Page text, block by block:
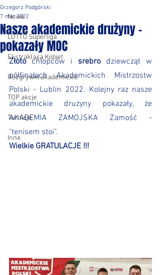
Nowe
LOTTO Superliga
Ekstraklasa Kobiet
Rozgrywki akademickie
TOP akcje
Turnieje
Inne
Nasze akademickie drużyny -
pokazały MOC
Grzegorz Podgórski
7 mar 2022
Złoto chłopców i srebro dziewcząt w
półfinałach Akademickich Mistrzostw
Polski - Lublin 2022. Kolejny raz nasze
akademickie drużyny pokazały, że
AKADEMIA ZAMOJSKA Zamość -
"tenisem stoi".
Wielkie GRATULACJE !!!